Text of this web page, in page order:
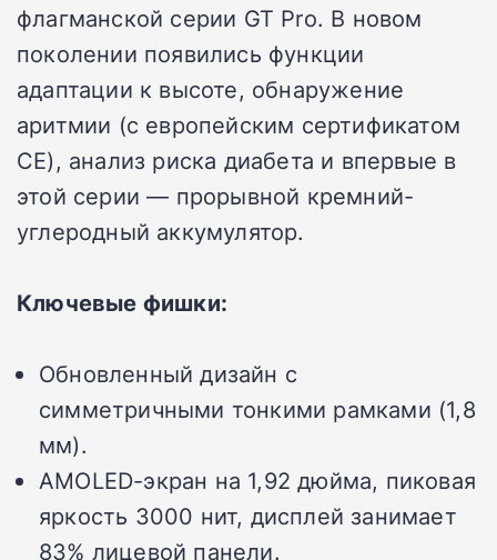
флагманской серии GT Pro. В новом
поколении появились функции
адаптации к высоте, обнаружение
аритмии (с европейским сертификатом
CE), анализ риска диабета и впервые в
этой серии — прорывной кремний-
углеродный аккумулятор.
Ключевые фишки:
Обновленный дизайн с
симметричными тонкими рамками (1,8
мм).
AMOLED-экран на 1,92 дюйма, пиковая
яркость 3000 нит, дисплей занимает
83% лицевой панели.